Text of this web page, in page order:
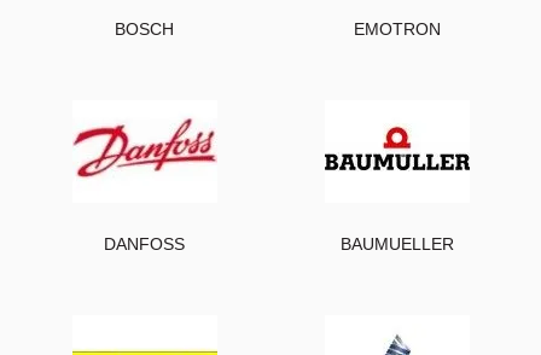
BOSCH EMOTRON
DANFOSS BAUMUELLER